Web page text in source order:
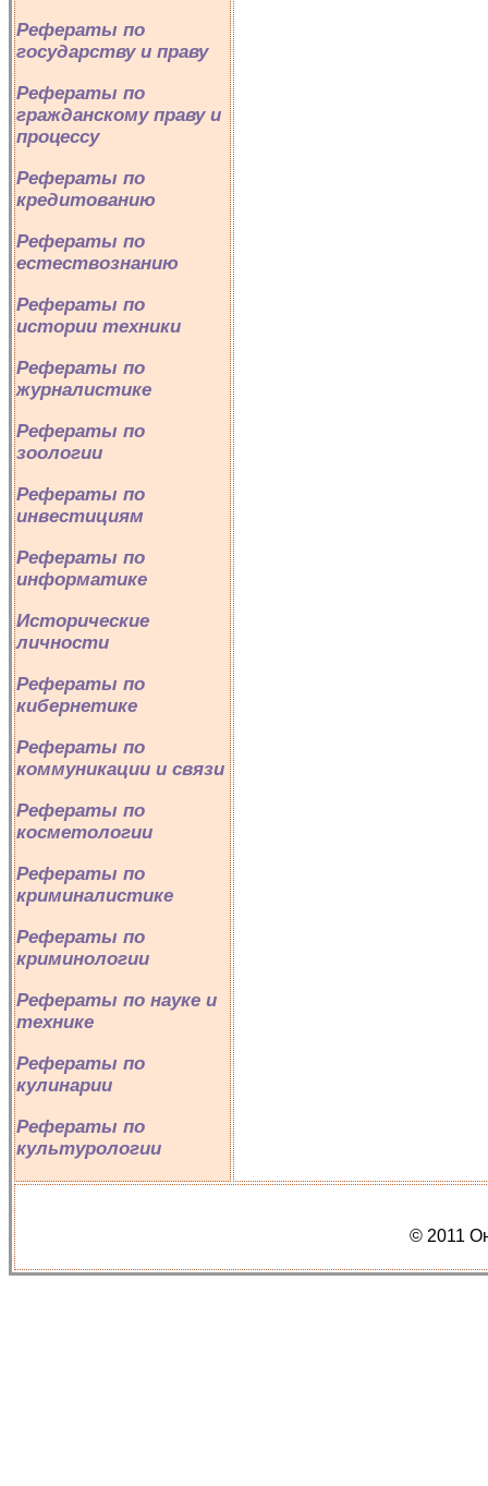
Рефераты по
государству и праву
Рефераты по
гражданскому праву и
процессу
Рефераты по
кредитованию
Рефераты по
естествознанию
Рефераты по
истории техники
Рефераты по
журналистике
Рефераты по
зоологии
Рефераты по
инвестициям
Рефераты по
информатике
Исторические
личности
Рефераты по
кибернетике
Рефераты по
коммуникации и связи
Рефераты по
косметологии
Рефераты по
криминалистике
Рефераты по
криминологии
Рефераты по науке и
технике
Рефераты по
кулинарии
Рефераты по
культурологии
© 2011